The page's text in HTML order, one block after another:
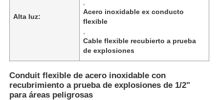
Alta luz:
Acero inoxidable ex conducto
flexible
Cable flexible recubierto a prueba
de explosiones
Conduit flexible de acero inoxidable con
recubrimiento a prueba de explosiones de 1/2"
para áreas peligrosas